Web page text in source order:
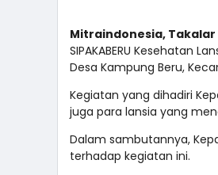
Mitraindonesia,
SIPAKABERU Kesehatan
Desa Kampung Beru,
Kegiatan yang dihadiri
juga para lansia yang
Dalam sambutannya,
terhadap kegiatan ini.